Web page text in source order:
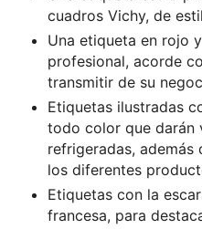
cuadros Vichy, de
Una etiqueta en rojo
profesional, acorde
transmitir de su
Etiquetas ilustradas
todo color que darán
refrigeradas,
los diferentes
Etiquetas con la
francesa, para